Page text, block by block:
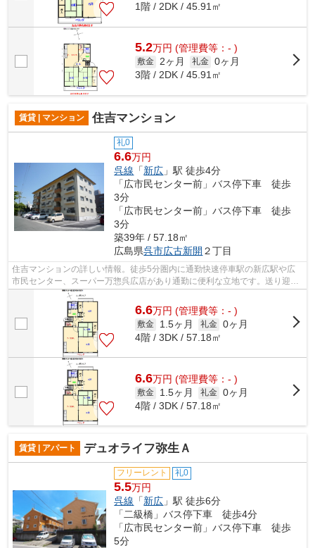
1階 / 2DK / 45.91㎡
5.2万円 (管理費等：- )
敷金 2ヶ月 礼金 0ヶ月
3階 / 2DK / 45.91㎡
賃貸 | マンション 住吉マンション
礼0
6.6万円
呉線 「新広 」駅 徒歩4分
「広市民センター前」バス停下車 徒歩
3分
「広市民センター前」バス停下車 徒歩
3分
築39年 / 57.18㎡
広島県呉市広古新開 ２丁目
住吉マンションの詳しい情報。徒歩5分圏内に通勤快速停車駅の新広駅や広
市民センター、スーパー万惣呉広店があり通勤に便利な立地です。送り迎え
に便利な呉中央幼稚園徒歩2分。温水洗...
6.6万円 (管理費等：- )
敷金 1.5ヶ月 礼金 0ヶ月
4階 / 3DK / 57.18㎡
6.6万円 (管理費等：- )
敷金 1.5ヶ月 礼金 0ヶ月
4階 / 3DK / 57.18㎡
賃貸 | アパート デュオライフ弥生Ａ
フリーレント 礼0
5.5万円
呉線 「新広 」駅 徒歩6分
「二級橋」バス停下車 徒歩4分
「広市民センター前」バス停下車 徒歩
5分